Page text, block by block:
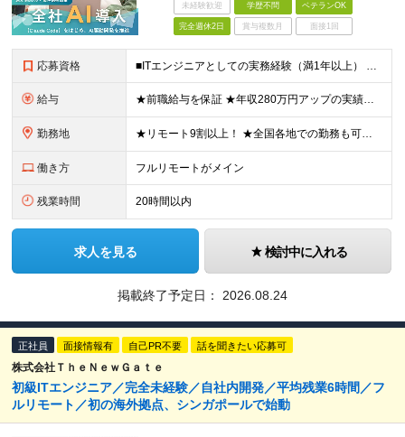
未経験歓迎 学歴不問 ベテランOK
完全週休2日 賞与複数月 面接1回
応募資格 ■ITエンジニアとしての実務経験（満1年以上） ■学歴不問 ★年収を上げたい ★フルリモートで働きたい ★上流工程に携わりたい ★自社サービスをつくってみたい など これまでの経験を活かして環境を変
給与 ★前職給与を保証 ★年収280万円アップの実績あり ★想定年収：489万6,000円～979万2,000円 ※案件単価により上振れあり ■月給40万8,000円～81万6,000円 ※経験・能力に合
勤務地 ★リモート9割以上！ ★全国各地での勤務も可！地方在住の方も大歓迎です◎ ■各プロジェクト先にて勤務 ※プロジェクトは本人の希望を考慮し相談の上で決定 ※転居を伴う転勤なし 【本社】 東京都品川区
働き方 フルリモートがメイン
残業時間 20時間以内
求人を見る 検討中に入れる
掲載終了予定日： 2026.08.24
正社員 面接情報有 自己PR不要 話を聞きたい応募可
株式会社ＴｈｅＮｅｗＧａｔｅ
初級ITエンジニア／完全未経験／自社内開発／平均残業6時間／フ
ルリモート／初の海外拠点、シンガポールで始動